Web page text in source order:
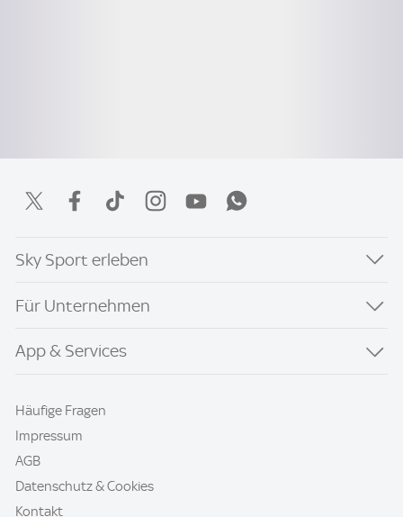
Sky Sport erleben
Für Unternehmen
App & Services
Häufige Fragen
Impressum
AGB
Datenschutz & Cookies
Kontakt